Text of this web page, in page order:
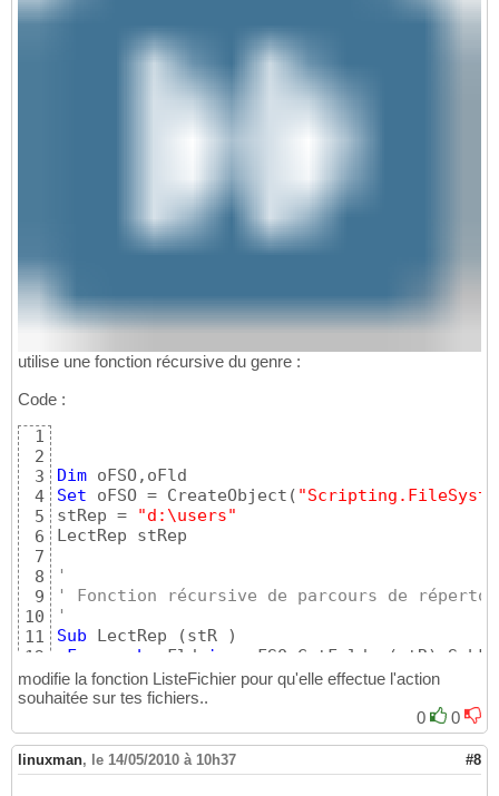
utilise une fonction récursive du genre :
Code :
1
2
3
4
5
6
7
8
9
10
11
12
13
14
16
17
18
Dim
Set oFSO = CreateObject (
stRep =
"d:\users"
LectRep stRep
'
' Fonction récursive de parcours de
'
Sub LectRep (stR
)
For
each oFld in
  oFSO.GetFolder
( stR)
   Wscript.Echo
"--------------- " &
   ListeFichier
Next
end
sub
'
modifie la fonction ListeFichier pour qu'elle effectue l'action
souhaitée sur tes fichiers..
0
0
linuxman, le 14/05/2010 à 10h37 #8